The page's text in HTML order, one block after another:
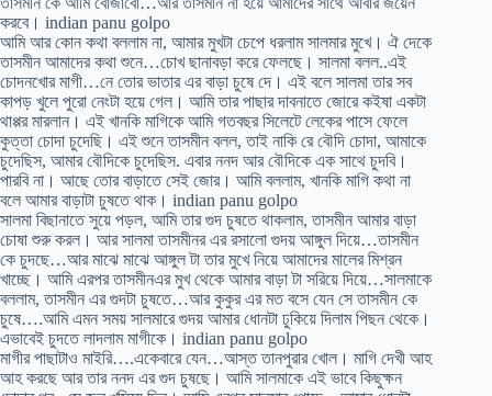
করবে। indian panu golpo
আমি আর কোন কথা বললাম না, আমার মুখটা চেপে ধরলাম সালমার মুখে। ঐ দেকে
তাসমীন আমাদের কথা শুনে…চোখ ছানাবড়া করে ফেলছে। সালমা বলল..এই
চোদনখোর মাগী…নে তোর ভাতার এর বাড়া চুষে দে। এই বলে সালমা তার সব
কাপড় খুলে পুরো নেংটা হয়ে গেল। আমি তার পাছার দাবনাতে জোরে কইষা একটা
থাপ্পর মারলান। এই খানকি মাগিকে আমি গতবছর সিলেটে লেকের পাসে ফেলে
কুত্তা চোদা চুদেছি। এই শুনে তাসমীন বলল, তাই নাকি রে বৌদি চোদা, আমাকে
চুদেছিস, আমার বৌদিকে চুদেছিস. এবার ননদ আর বৌদিকে এক সাথে চুদবি।
পারবি না। আছে তোর বাড়াতে সেই জোর। আমি বললাম, খানকি মাগি কথা না
বলে আমার বাড়াটা চুষতে থাক। indian panu golpo
সালমা বিছানাতে সুয়ে পড়ল, আমি তার গুদ চুষতে থাকলাম, তাসমীন আমার বাড়া
চোষা শুরু করল। আর সালমা তাসমীনর এর রসালো গুদয় আঙ্গুল দিয়ে…তাসমীন
কে চুদছে…আর মাঝে মাঝে আঙ্গুল টা তার মুখে নিয়ে আমাদের মালের মিশ্রন
খাচ্ছে। আমি এরপর তাসমীনএর মুখ থেকে আমার বাড়া টা সরিয়ে দিয়ে…সালমাকে
বললাম, তাসমীন এর গুদটা চুষতে…আর কুকুর এর মত বসে যেন সে তাসমীন কে
চুষে….আমি এমন সময় সালমারে গুদয় আমার ধোনটা ঢুকিয়ে দিলাম পিছন থেকে।
এভাবেই চুদতে লাদলাম মাগীকে। indian panu golpo
মাগীর পাছাটাও মাইরি….একেবারে যেন…আস্ত তানপুরার খোল। মাগি দেখী আহ
আহ করছে আর তার ননদ এর গুদ চুষছে। আমি সালমাকে এই ভাবে কিছুক্ষন